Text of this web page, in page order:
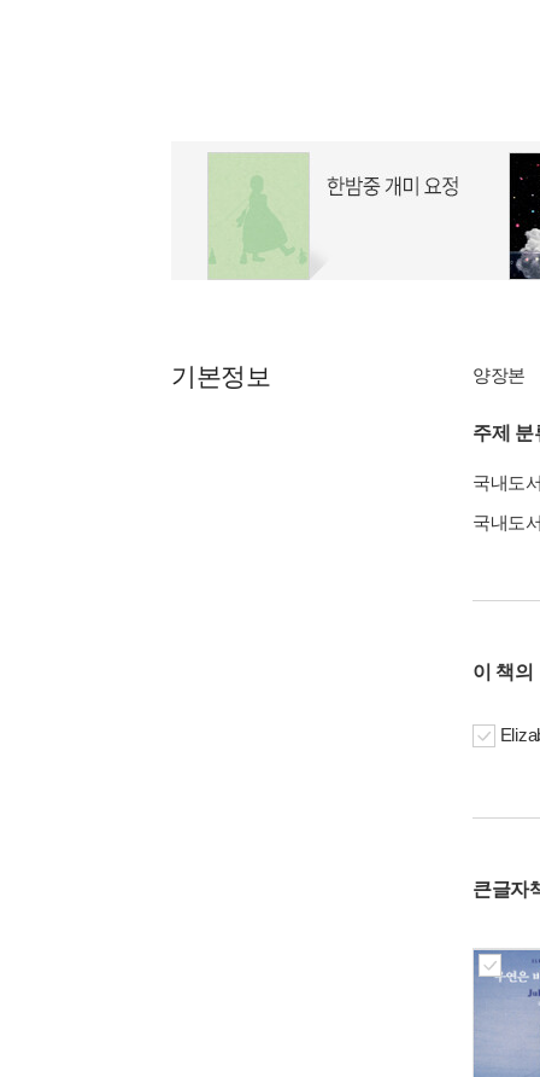
기본정보 양장본
주제 분
국내도
국내도
이 책의
큰글자